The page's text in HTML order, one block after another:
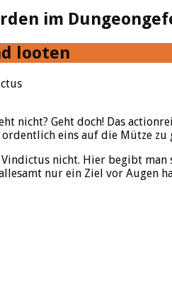
im
looten
nicht? Geht doch! Das
eins auf die Mütze zu
Vindictus nicht. Hier begibt
nur ein Ziel vor Augen